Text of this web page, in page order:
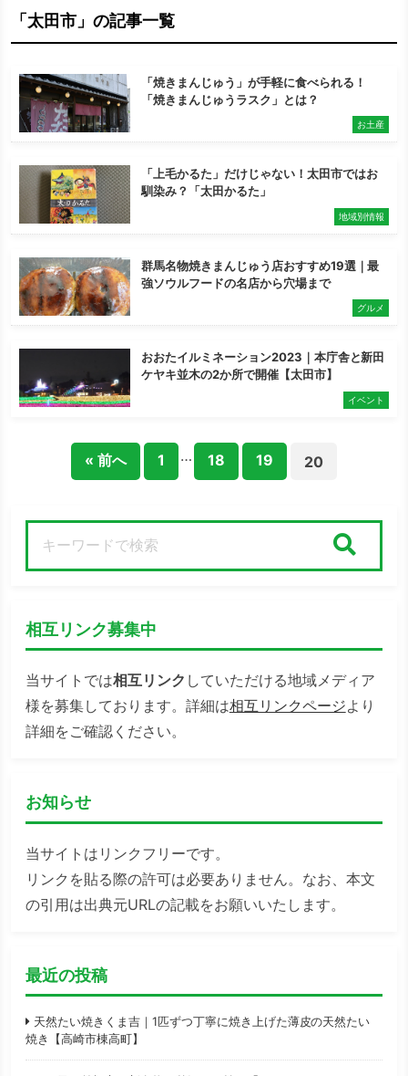
「太田市」の記事一覧
「焼きまんじゅう」が手軽に食べられる！
「焼きまんじゅうラスク」とは？
お土産
「上毛かるた」だけじゃない！太田市ではお
馴染み？「太田かるた」
地域別情報
群馬名物焼きまんじゅう店おすすめ19選｜最
強ソウルフードの名店から穴場まで
グルメ
おおたイルミネーション2023｜本庁舎と新田
ケヤキ並木の2か所で開催【太田市】
イベント
« 前へ 1 … 18 19 20
相互リンク募集中
当サイトでは相互リンク していただける地域メディア
様を募集しております。詳細は相互リンクページより
詳細をご確認ください。
お知らせ
当サイトはリンクフリーです。
リンクを貼る際の許可は必要ありません。なお、本文
の引用は出典元URLの記載をお願いいたします。
最近の投稿
天然たい焼きくま吉｜1匹ずつ丁寧に焼き上げた薄皮の天然たい
焼き【高崎市棟高町】